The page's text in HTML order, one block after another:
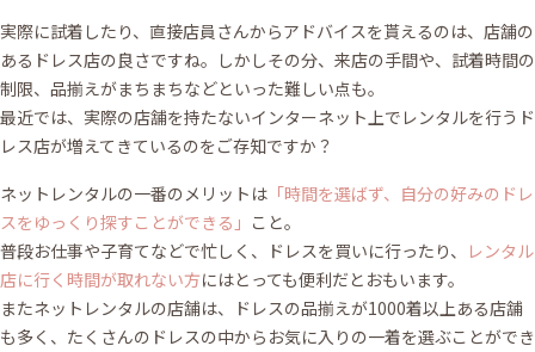
実際に試着したり、直接店員さんからアドバイスを貰えるのは、店舗の
あるドレス店の良さですね。しかしその分、来店の手間や、試着時間の
制限、品揃えがまちまちなどといった難しい点も。
最近では、実際の店舗を持たないインターネット上でレンタルを行うド
レス店が増えてきているのをご存知ですか？
ネットレンタルの一番のメリットは 「時間を選ばず、自分の好みのドレ
スをゆっくり探すことができる」 こと。
普段お仕事や子育てなどで忙しく、ドレスを買いに行ったり、 レンタル
店に行く時間が取れない方にはとっても便利だとおもいます。
またネットレンタルの店舗は、ドレスの品揃えが1000着以上ある店舗
も多く、たくさんのドレスの中からお気に入りの一着を選ぶことができ